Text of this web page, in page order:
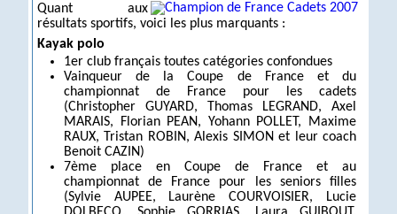
Quant aux
résultats sportifs, voici les plus marquants :
Kayak polo
1er club français toutes catégories confondues
Vainqueur de la Coupe de France et du
championnat de France pour les cadets
(Christopher GUYARD, Thomas LEGRAND, Axel
MARAIS, Florian PEAN, Yohann POLLET, Maxime
RAUX, Tristan ROBIN, Alexis SIMON et leur coach
Benoit CAZIN)
7ème place en Coupe de France et au
championnat de France pour les seniors filles
(Sylvie AUPEE, Laurène COURVOISIER, Lucie